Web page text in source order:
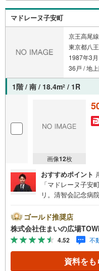
マドレーヌ子安町
京王高尾
東京都八
1987年3月
36戸 / 地
1階 / 南 / 18.4m2 / 1R
画像12枚
おすすめポイント
「マドレーヌ子
リ。清智会記念病
ズです。すぐに入
りません。通勤な
い方にオススメの
あるお部屋で快適
21:00】人気物件
めにお電話下さい
ゴールド推奨店
株式会社住まいの広場
4.52 不
資料をも